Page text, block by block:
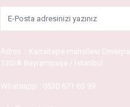
Adres : Kartaltepe mahallesi
130/A Bayrampaşa / İstanbul
Whatsapp : 0530 671 65 99